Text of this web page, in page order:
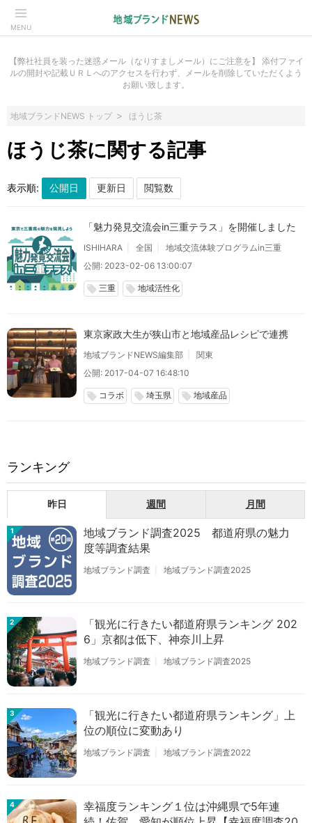
MENU
【弊社社員を装った迷惑メール（なりすましメール）にご注意を】 添付ファイ
ルの開封や記載ＵＲＬへのアクセスを行わず、メールを削除していただくよう
お願い致します。
地域ブランドNEWS トップ ほうじ茶
ほうじ茶に関する記事
表示順:
「魅力発見交流会in三重テラス」を開催しました
ISHIHARA 全国
地域交流体験プログラムin三重
公開: 2023-02-06 13:00:07
local_offer 三重 local_offer 地域活性化
東京家政大生が狭山市と地域産品レシピで連携
地域ブランドNEWS編集部
関東
公開: 2017-04-07 16:48:10
local_offer コラボ local_offer 埼玉県 local_offer 地域産品
ランキング
昨日 週間 月間
1
地域ブランド調査2025 都道府県の魅力
度等調査結果
地域ブランド調査 地域ブランド調査2025
2
「観光に行きたい都道府県ランキング 202
6」京都は低下、神奈川上昇
地域ブランド調査 地域ブランド調査2025
3
「観光に行きたい都道府県ランキング」上
位の順位に変動あり
地域ブランド調査 地域ブランド調査2022
4
幸福度ランキング１位は沖縄県で5年連